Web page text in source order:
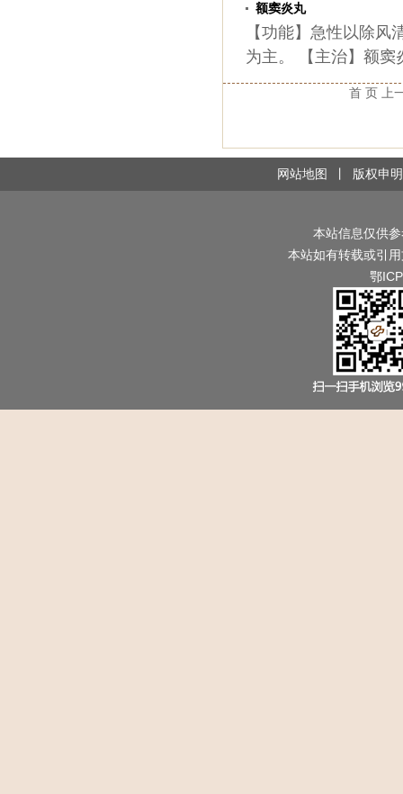
额窦炎丸
【功能】急性以除
为主。 【主治】额窦
首 页 上
网站地图 版权申明
本站信息仅供
本站如有转载或引
鄂